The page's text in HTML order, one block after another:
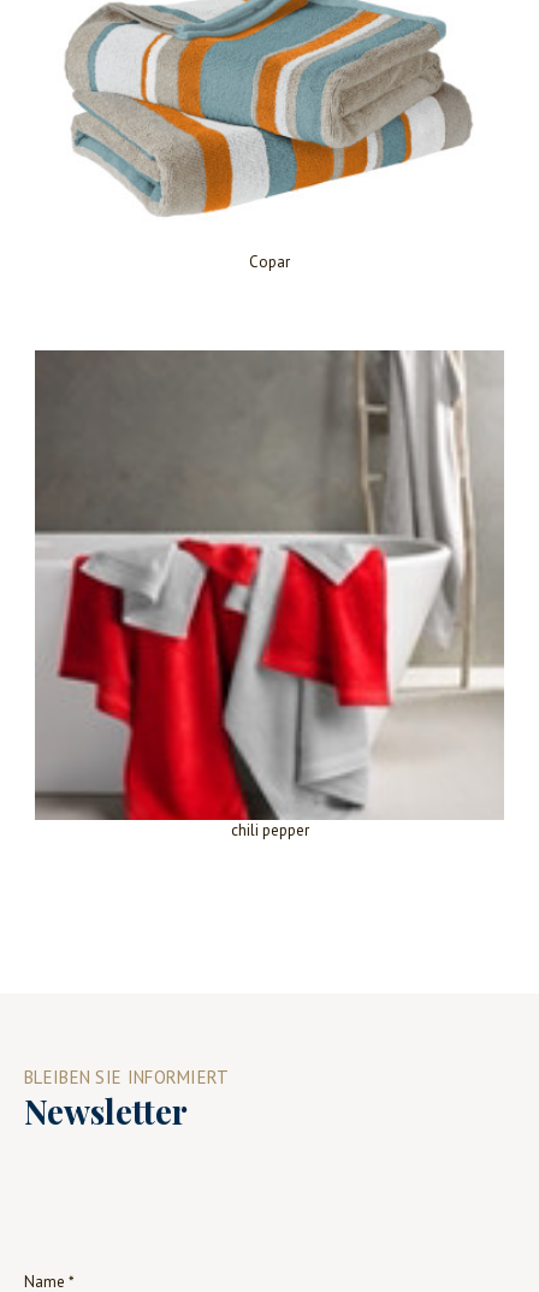
Copar
chili pepper
BLEIBEN SIE INFORMIERT
Newsletter